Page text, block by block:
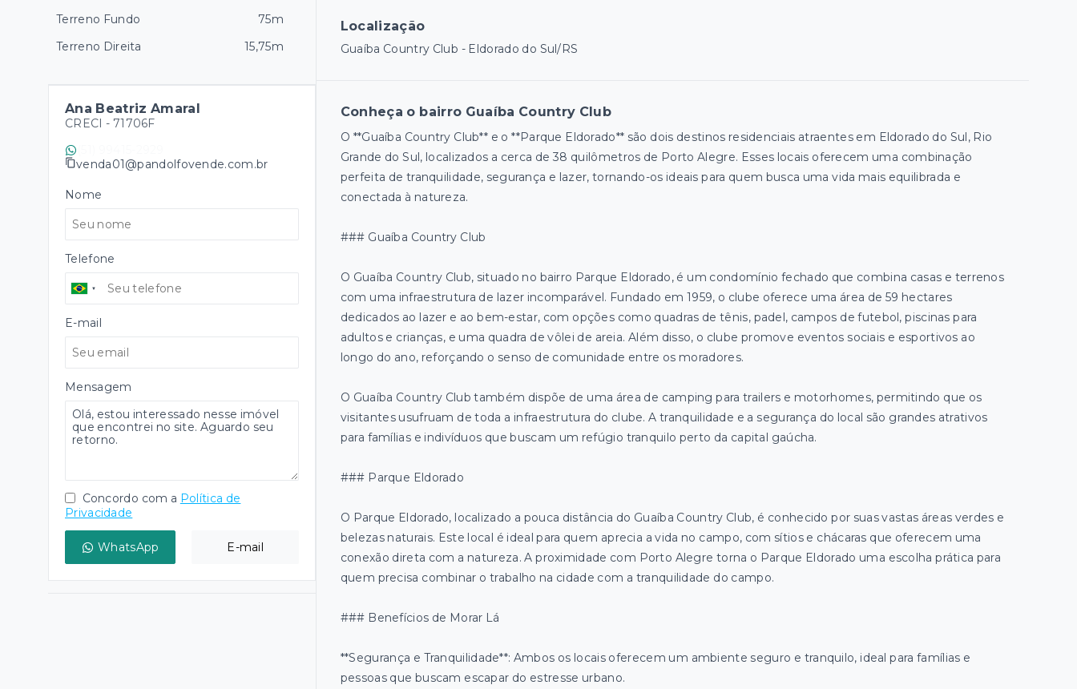
Localização
Guaíba Country Club - Eldorado do Sul/RS
Conheça o bairro Guaíba Country Club
O **Guaíba Country Club** e o **Parque Eldorado** são dois destinos residenciais atraentes em Eldorado do Sul, Rio
Grande do Sul, localizados a cerca de 38 quilômetros de Porto Alegre. Esses locais oferecem uma combinação
perfeita de tranquilidade, segurança e lazer, tornando-os ideais para quem busca uma vida mais equilibrada e
conectada à natureza.
### Guaíba Country Club
O Guaíba Country Club, situado no bairro Parque Eldorado, é um condomínio fechado que combina casas e terrenos
com uma infraestrutura de lazer incomparável. Fundado em 1959, o clube oferece uma área de 59 hectares
dedicados ao lazer e ao bem-estar, com opções como quadras de tênis, padel, campos de futebol, piscinas para
adultos e crianças, e uma quadra de vôlei de areia. Além disso, o clube promove eventos sociais e esportivos ao
longo do ano, reforçando o senso de comunidade entre os moradores.
O Guaíba Country Club também dispõe de uma área de camping para trailers e motorhomes, permitindo que os
visitantes usufruam de toda a infraestrutura do clube. A tranquilidade e a segurança do local são grandes atrativos
para famílias e indivíduos que buscam um refúgio tranquilo perto da capital gaúcha.
### Parque Eldorado
O Parque Eldorado, localizado a pouca distância do Guaíba Country Club, é conhecido por suas vastas áreas verdes e
belezas naturais. Este local é ideal para quem aprecia a vida no campo, com sítios e chácaras que oferecem uma
conexão direta com a natureza. A proximidade com Porto Alegre torna o Parque Eldorado uma escolha prática para
quem precisa combinar o trabalho na cidade com a tranquilidade do campo.
### Benefícios de Morar Lá
**Segurança e Tranquilidade**: Ambos os locais oferecem um ambiente seguro e tranquilo, ideal para famílias e
pessoas que buscam escapar do estresse urbano.
Terreno Fundo
75m
Terreno Direita
15,75m
Ana Beatriz Amaral
CRECI - 71706F
venda01@pandolfovende.com.br
Nome
Telefone
E-mail
Mensagem
Concordo com a Política de
Privacidade
WhatsApp E-mail